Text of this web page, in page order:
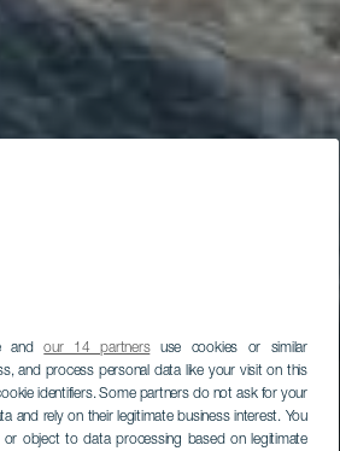
andour 14 partnersuse cookies or similar
and process personal data like your visit on this
identifiers. Some partners do not ask for your
and rely on their legitimate business interest. You
object to data processing based on legitimate